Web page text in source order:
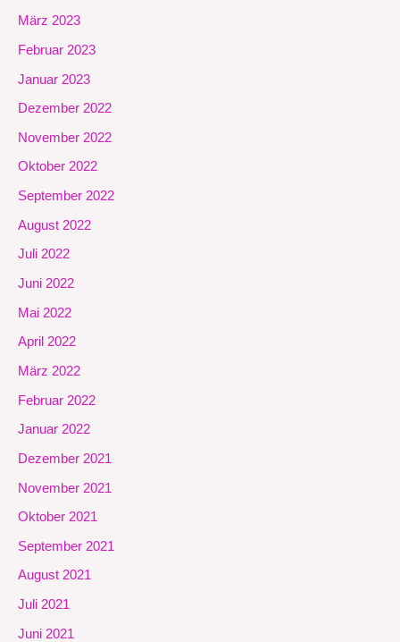
März 2023
Februar 2023
Januar 2023
Dezember 2022
November 2022
Oktober 2022
September 2022
August 2022
Juli 2022
Juni 2022
Mai 2022
April 2022
März 2022
Februar 2022
Januar 2022
Dezember 2021
November 2021
Oktober 2021
September 2021
August 2021
Juli 2021
Juni 2021